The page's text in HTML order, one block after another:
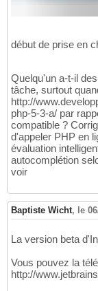
début de prise en
Quelqu'un a-t-il
tâche, surtout
http://
php-5-3-a/ par
compatible ?
d'appeler PHP en
évaluation
autocomplétion
voir
Baptiste Wicht, le
La version beta
Vous pouvez la
http://